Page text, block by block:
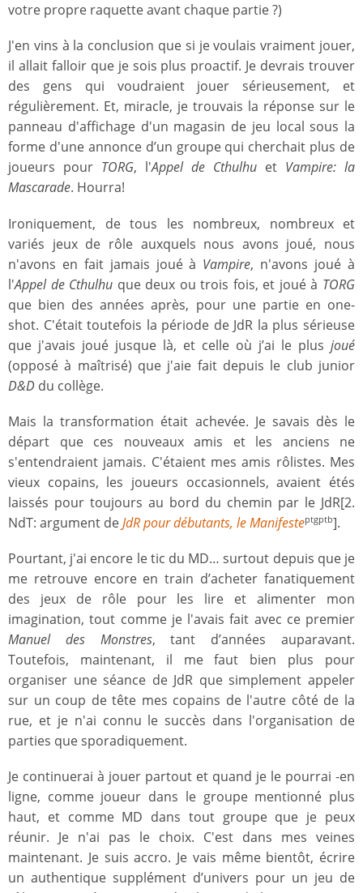
votre propre raquette avant chaque partie ?)
J'en vins à la conclusion que si je voulais vraiment jouer,
il allait falloir que je sois plus proactif. Je devrais trouver
des gens qui voudraient jouer sérieusement, et
régulièrement. Et, miracle, je trouvais la réponse sur le
panneau d'affichage d'un magasin de jeu local sous la
forme d'une annonce d’un groupe qui cherchait plus de
joueurs pour TORG, l'Appel de Cthulhu et Vampire: la
Mascarade. Hourra!
Ironiquement, de tous les nombreux, nombreux et
variés jeux de rôle auxquels nous avons joué, nous
n'avons en fait jamais joué à Vampire, n'avons joué à
l'Appel de Cthulhu que deux ou trois fois, et joué à TORG
que bien des années après, pour une partie en one-
shot. C'était toutefois la période de JdR la plus sérieuse
que j'avais joué jusque là, et celle où j’ai le plus joué
(opposé à maîtrisé) que j'aie fait depuis le club junior
D&D du collège.
Mais la transformation était achevée. Je savais dès le
départ que ces nouveaux amis et les anciens ne
s'entendraient jamais. C'étaient mes amis rôlistes. Mes
vieux copains, les joueurs occasionnels, avaient étés
laissés pour toujours au bord du chemin par le JdR[2.
NdT: argument deJdR pour débutants, le Manifesteptgptb].
Pourtant, j'ai encore le tic du MD… surtout depuis que je
me retrouve encore en train d’acheter fanatiquement
des jeux de rôle pour les lire et alimenter mon
imagination, tout comme je l'avais fait avec ce premier
Manuel des Monstres, tant d’années auparavant.
Toutefois, maintenant, il me faut bien plus pour
organiser une séance de JdR que simplement appeler
sur un coup de tête mes copains de l'autre côté de la
rue, et je n'ai connu le succès dans l'organisation de
parties que sporadiquement.
Je continuerai à jouer partout et quand je le pourrai -en
ligne, comme joueur dans le groupe mentionné plus
haut, et comme MD dans tout groupe que je peux
réunir. Je n'ai pas le choix. C'est dans mes veines
maintenant. Je suis accro. Je vais même bientôt, écrire
un authentique supplément d’univers pour un jeu de